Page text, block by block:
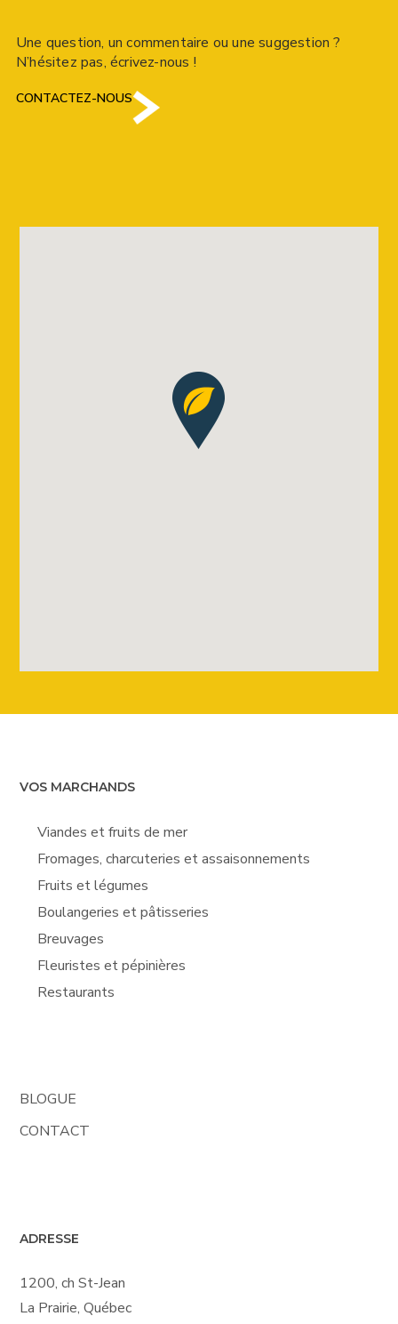
Une question, un commentaire ou une suggestion ?
N’hésitez pas, écrivez-nous !
CONTACTEZ-NOUS
VOS MARCHANDS
Viandes et fruits de mer
Fromages, charcuteries et assaisonnements
Fruits et légumes
Boulangeries et pâtisseries
Breuvages
Fleuristes et pépinières
Restaurants
BLOGUE
CONTACT
ADRESSE
1200, ch St-Jean
La Prairie, Québec